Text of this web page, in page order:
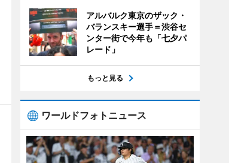
アルバルク東京のザック・
バランスキー選手＝渋谷セ
ンター街で今年も「七夕パ
レード」
もっと見る
ワールドフォトニュース